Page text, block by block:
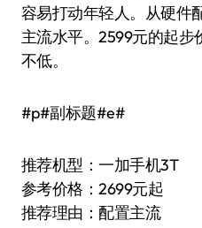
容易打动年轻人。从硬件
主流水平。2599元的起
不低。
#p#副标题#e#
推荐机型：一加手机3T
参考价格：2699元起
推荐理由：配置主流